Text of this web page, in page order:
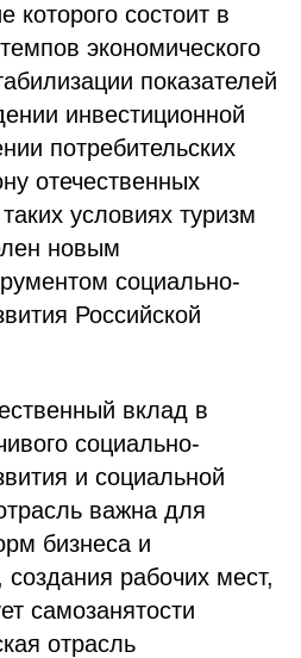
состоит в
экономического
показателей
инвестиционной
потребительских
отечественных
условиях туризм
новым
социально-
Российской
вклад в
социально-
и социальной
важна для
бизнеса и
рабочих мест,
самозанятости
отрасль